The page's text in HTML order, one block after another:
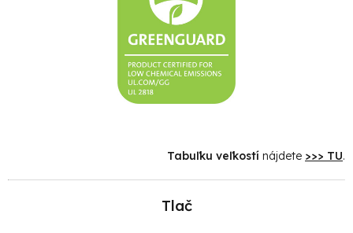
Tabuľku veľkostí nájdete >>> TU.
Tlač